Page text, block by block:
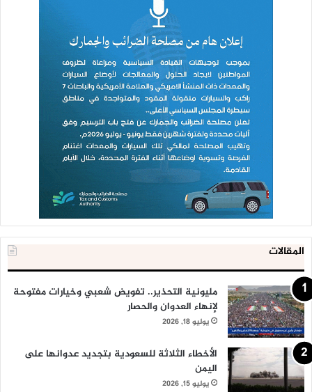
المقالات
مليونية التحذير.. تفويض شعبي وخيارات مفتوحة
لإنهاء العدوان والحصار
يوليو 18, 2026
الأخطاء الثلاثة للسعودية بتجديد عدوانها على
اليمن
يوليو 15, 2026